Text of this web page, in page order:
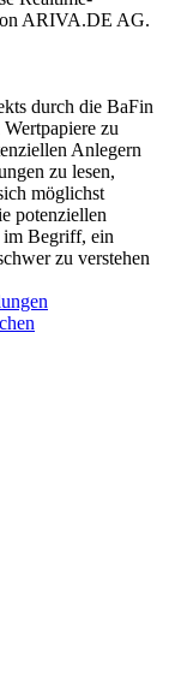
ARIVA.DE AG.
durch die BaFin
zu
Anlegern
zu lesen,
möglichst
potenziellen
im Begriff, ein
zu verstehen